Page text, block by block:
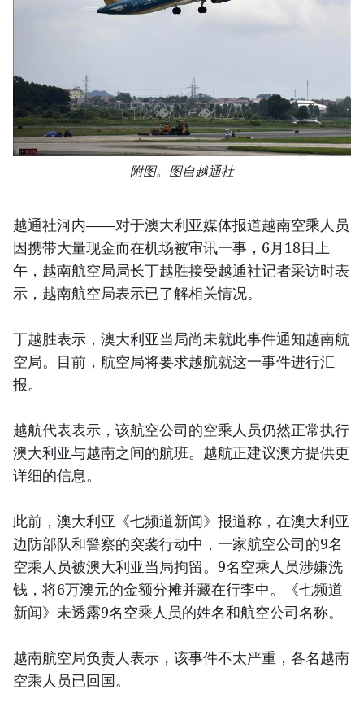
附图。图自越通社
越通社河内——对于澳大利亚媒体报道越南空乘人员
因携带大量现金而在机场被审讯一事，6月18日上
午，越南航空局局长丁越胜接受越通社记者采访时表
示，越南航空局表示已了解相关情况。
丁越胜表示，澳大利亚当局尚未就此事件通知越南航
空局。目前，航空局将要求越航就这一事件进行汇
报。
越航代表表示，该航空公司的空乘人员仍然正常执行
澳大利亚与越南之间的航班。越航正建议澳方提供更
详细的信息。
此前，澳大利亚《七频道新闻》报道称，在澳大利亚
边防部队和警察的突袭行动中，一家航空公司的9名
空乘人员被澳大利亚当局拘留。9名空乘人员涉嫌洗
钱，将6万澳元的金额分摊并藏在行李中。《七频道
新闻》未透露9名空乘人员的姓名和航空公司名称。
越南航空局负责人表示，该事件不太严重，各名越南
空乘人员已回国。